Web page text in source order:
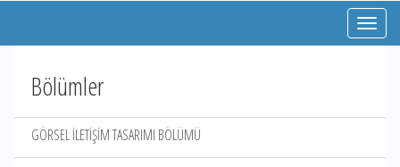
Bölümler
GÖRSEL İLETİŞİM TASARIMI BÖLÜMÜ